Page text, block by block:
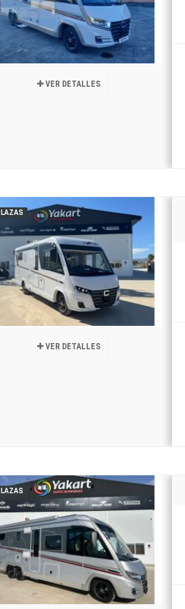
VER DETALLES
VER DETALLES